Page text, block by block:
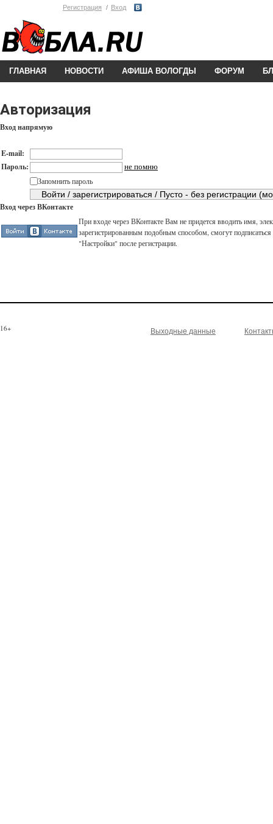
Регистрация Вход
ГЛАВНАЯ НОВОСТИ АФИША ВОЛОГДЫ ФОРУМ
Авторизация
Вход напрямую
E-mail:
Пароль:
не помню
Запомнить пароль
Вход через ВКонтакте
При входе через ВКонтакте Вам не придется вводить имя,
зарегистрированным подобным способом, смогут
"Настройки" после регистрации.
16+ Выходные данные